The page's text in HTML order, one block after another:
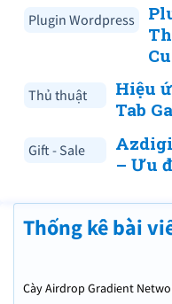
Plugin Wordpress
Thủ thuật
Hiệu
Tab
Gift - Sale
– Ưu
Thống kê bài
Cày Airdrop Gradient